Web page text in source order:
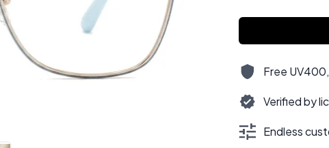
Free
Verified by
Endless